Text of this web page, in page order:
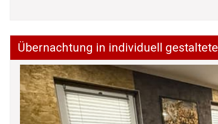
Übernachtung in individuell